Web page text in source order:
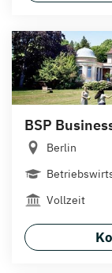
BSP
Berlin
Vollzeit